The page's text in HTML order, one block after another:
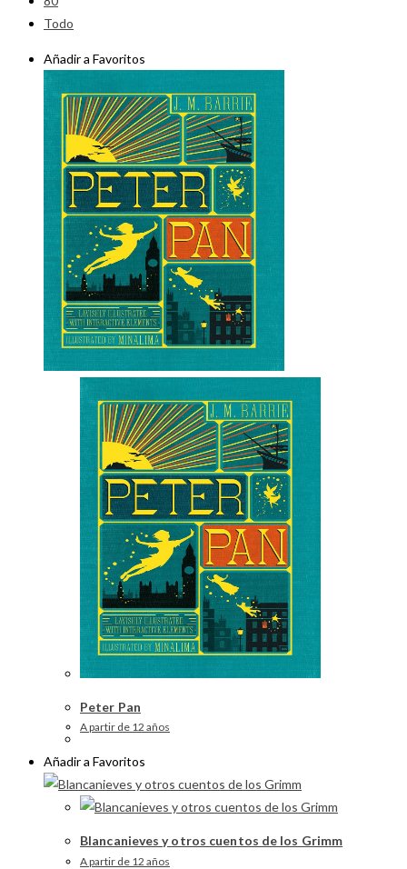
Todo
Añadir a Favoritos
Peter Pan
A partir de 12 años
Añadir a Favoritos
Blancanieves y otros cuentos de los Grimm
A partir de 12 años